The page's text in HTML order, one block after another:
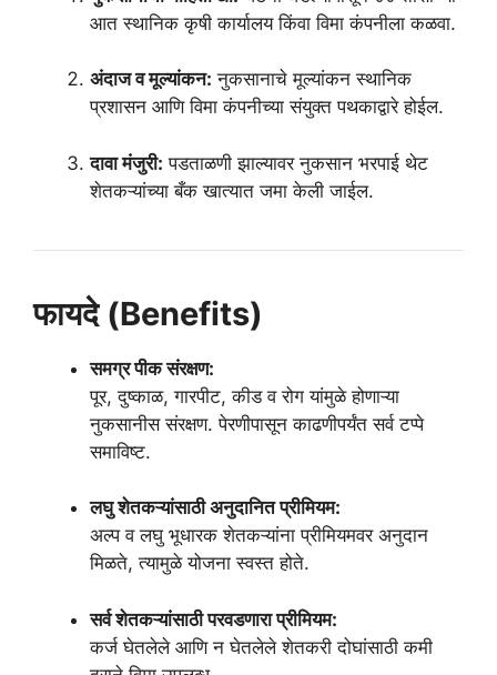
आत स्थानिक कृषी कार्यालय किंवा विमा कंपनीला कळवा.
अंदाज व मूल्यांकन: नुकसानाचे मूल्यांकन स्थानिक
प्रशासन आणि विमा कंपनीच्या संयुक्त पथकाद्वारे होईल.
दावा मंजुरी: पडताळणी झाल्यावर नुकसान भरपाई थेट
शेतकऱ्यांच्या बँक खात्यात जमा केली जाईल.
फायदे (Benefits)
समग्र पीक संरक्षण:
पूर, दुष्काळ, गारपीट, कीड व रोग यांमुळे होणाऱ्या
नुकसानीस संरक्षण. पेरणीपासून काढणीपर्यंत सर्व टप्पे
समाविष्ट.
लघु शेतकऱ्यांसाठी अनुदानित प्रीमियम:
अल्प व लघु भूधारक शेतकऱ्यांना प्रीमियमवर अनुदान
मिळते, त्यामुळे योजना स्वस्त होते.
सर्व शेतकऱ्यांसाठी परवडणारा प्रीमियम:
कर्ज घेतलेले आणि न घेतलेले शेतकरी दोघांसाठी कमी